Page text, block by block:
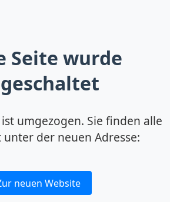
Seite wurde
umgezogen. Sie finden alle
der neuen Adresse:
neuen Website